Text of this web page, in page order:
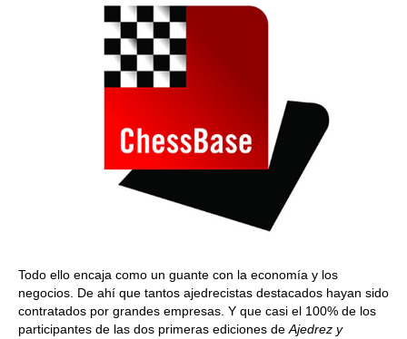
Todo ello encaja como un guante con la economía y los
negocios. De ahí que tantos ajedrecistas destacados hayan sido
contratados por grandes empresas. Y que casi el 100% de los
participantes de las dos primeras ediciones de Ajedrez y